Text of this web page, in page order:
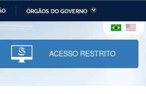
ÓRGÃOS DO GOVERNO
Ministério da Infraestrutura
Ministério da Ciência,
Tecnologia, Inovações e
Comunicações
ACESSO RESTRITO